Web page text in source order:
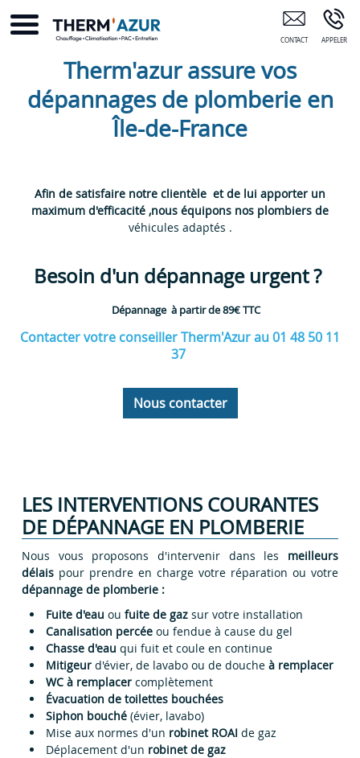
Plombier Noisy-Le-Sec NOISY-LE-SEC
Therm'azur assure vos
dépannages de plomberie en
Île-de-France
Afin de satisfaire notre clientèle et de lui apporter un
maximum d'efficacité ,nous équipons nos plombiers de
véhicules adaptés .
Besoin d'un dépannage urgent ?
Dépannage à partir de 89€ TTC
Contacter votre conseiller Therm'Azur au 01 48 50 11
37
Nous contacter
LES INTERVENTIONS COURANTES
DE DÉPANNAGE EN PLOMBERIE
Nous vous proposons d'intervenir dans les meilleurs
délais pour prendre en charge votre réparation ou votre
dépannage de plomberie :
Fuite d'eau ou fuite de gaz sur votre installation
Canalisation percée ou fendue à cause du gel
Chasse d'eau qui fuit et coule en continue
Mitigeur d'évier, de lavabo ou de douche à remplacer
WC à remplacer complètement
Évacuation de toilettes bouchées
Siphon bouché (évier, lavabo)
Mise aux normes d'un robinet ROAI de gaz
Déplacement d'un robinet de gaz